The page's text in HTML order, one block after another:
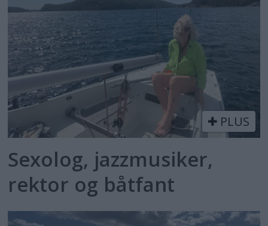
PLUS
Sexolog, jazzmusiker,
rektor og båtfant